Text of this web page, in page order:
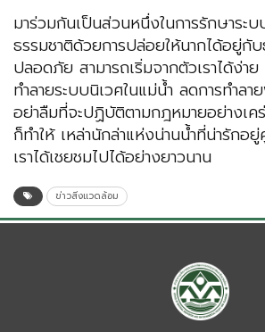
มาร่วมกันเป็นส่วนหนึ่งในการรักษาระบ
ธรรมชาติด้วยการปล่อยให้นากได้อยู่กั
ปลอดภัย สามารถเริ่มจากตัวเราได้ง่า
ทำลายระบบนิเวศในแม่น้ำ ลดการทำ
อย่าลืมที่จะปฏิบัติตามกฎหมายอย่างเค
ก็ทำให้ เหล่านักล่าแห่งน่านน้ำที่น่ารักอ
เราได้เชยชมไปได้อย่างยาวนาน
ข่าวสิ่งแวดล้อม